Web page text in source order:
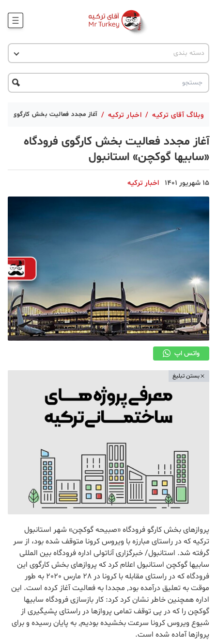
وبلاگ
جاذبه گردشگری
دسته بندی
اخبار ترکیه
پروژه ها
تحصیل در ترکیه
ترکیه گردی
حقوقی
قبرس
وبلاگ آقای ترکیه / اخبار ترکیه / آغاز مجدد فعالیت بخش کارگوی
آغاز مجدد فعالیت بخش کارگوی فرودگاه
«سابیها گوکچن» استانبول
15 شهریور 1401 اخبار ترکیه
واتس اپ
بستن تبلیغ
پروازهای بخش کارگو فرودگاه «صبیحه گوکچن» شهر استانبول
ترکیه که در راستای مبارزه با ویروس کرونا متوقف شده بود، از سر
گرفته شد. استانبول/ خبرگزاری آناتولی اداره فرودگاه بین المللی
سابیها گوکچن استانبول اعلام کرد که پروازهای بخش کارگوی این
فرودگاه که در راستای مقابله با کرونا در 28 مارس 2020 به طور
موقت به تعلیق درآمده بود٬ مجددا به فعالیت آغاز کرده است. این
اداره همچنین خاطر نشان کرد کرد: کار بازسازی فرودگاه سابیها
گوکچن را که در پی توقف تمامی پروازها در راستای پشیگیری از
شیوع ویروس کرونا سرعت بخشیده بودیم٬ به پایان رسیده و برای
پروازها آماده شده است.